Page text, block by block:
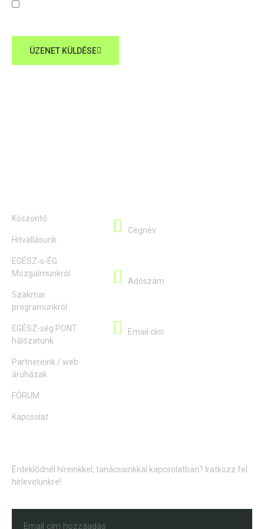
ÜZENET KÜLDÉSE
Köszöntő
Hitvallásunk
EGÉSZ-s-ÉG
Mozgalmunkról
Szakmai
programunkról
EGÉSZ-ség PONT
hálózatunk
Partnereink / web
áruházak
FÓRUM
Kapcsolat
Cégnév
Adószám
Email cím
Érdeklődnél híreinkkel, tanácsainkkal kapcsolatban? Iratkozz fel
hírlevelünkre!